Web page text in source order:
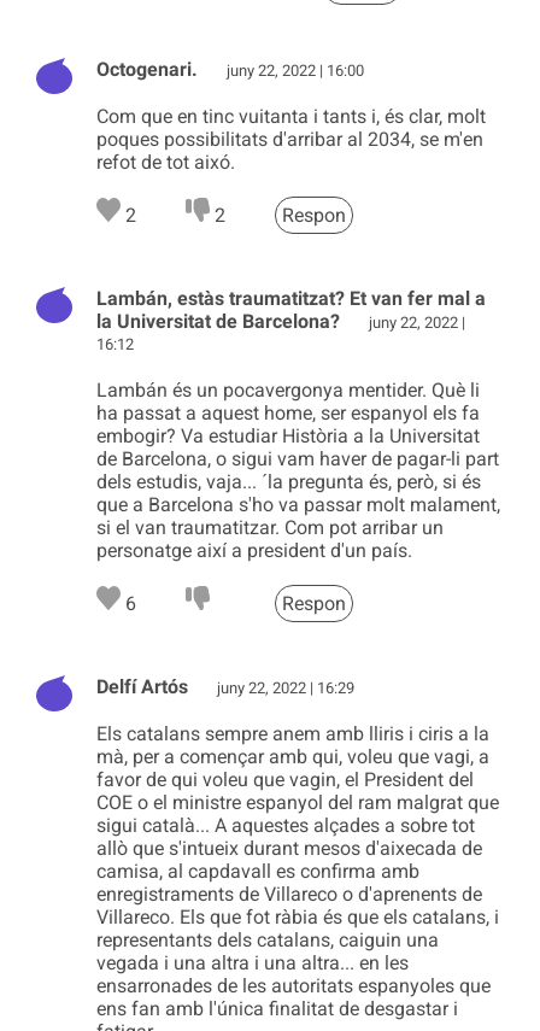
Octogenari. juny 22, 2022 | 16:00
Com que en tinc vuitanta i tants i, és clar, molt
poques possibilitats d'arribar al 2034, se m'en
refot de tot aixó.
2 2 Respon
Lambán, estàs traumatitzat? Et van fer mal a
la Universitat de Barcelona?
juny 22, 2022 |
16:12
Lambán és un pocavergonya mentider. Què li
ha passat a aquest home, ser espanyol els fa
embogir? Va estudiar Història a la Universitat
de Barcelona, o sigui vam haver de pagar-li part
dels estudis, vaja... ´la pregunta és, però, si és
que a Barcelona s'ho va passar molt malament,
si el van traumatitzar. Com pot arribar un
personatge així a president d'un país.
6 Respon
Delfí Artós juny 22, 2022 | 16:29
Els catalans sempre anem amb lliris i ciris a la
mà, per a començar amb qui, voleu que vagi, a
favor de qui voleu que vagin, el President del
COE o el ministre espanyol del ram malgrat que
sigui català... A aquestes alçades a sobre tot
allò que s'intueix durant mesos d'aixecada de
camisa, al capdavall es confirma amb
enregistraments de Villareco o d'aprenents de
Villareco. Els que fot ràbia és que els catalans, i
representants dels catalans, caiguin una
vegada i una altra i una altra... en les
ensarronades de les autoritats espanyoles que
ens fan amb l'única finalitat de desgastar i